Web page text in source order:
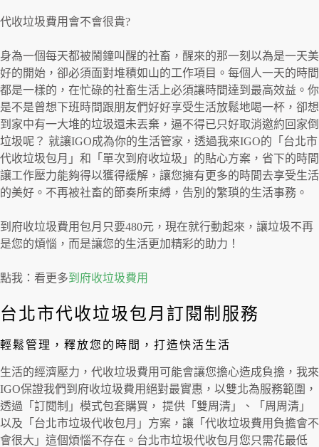
代收垃圾費用會不會很貴?
身為一個每天都被鬧鐘叫醒的社畜，醒來的那一刻以為是一天美
好的開始，卻必須面對堆積如山的工作項目。每個人一天的時間
都是一樣的，在忙碌的社畜生活上必須讓時間達到最高效益。你
是不是曾想下班時間跟朋友們好好享受生活放鬆地喝一杯，卻想
到家中有一大堆的垃圾還未丟棄，逼不得已只好取消邀約回家倒
垃圾呢？ 就讓IGO成為你的生活管家，透過我來IGO的「台北市
代收垃圾包月」和「單次到府收垃圾」的貼心方案，省下的時間
讓工作壓力能夠得以獲得緩解，讓您擁有更多的時間去享受生活
的美好。不再被社畜的節奏所束縛，告別的繁瑣的生活事務。
到府收垃圾費用包月只要480元，現在就行動起來，讓垃圾不再
是您的煩惱，而是讓您的生活更加精彩的助力！
點我：看更多到府收垃圾費用
台北市代收垃圾包月訂閱制服務
輕鬆管理，釋放您的時間，打造快活生活
生活的經濟壓力，代收垃圾費用可能會讓您擔心造成負擔，我來
IGO保證我們到府收垃圾費用絕對最實惠，以雙北為服務範圍，
透過「訂閱制」模式包套購買， 提供「雙周清」、「周周清」
以及「台北市垃圾代收包月」方案，讓「代收垃圾費用負擔會不
會很大」這個煩惱不存在。台北市垃圾代收包月您只需花最低